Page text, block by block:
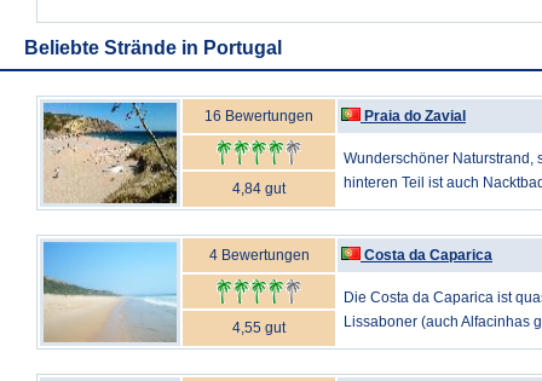
Beliebte Strände in Portugal
16 Bewertungen Praia do Zavial
Wunderschöner Naturstrand,
hinteren Teil ist auch
4,84 gut
4 Bewertungen Costa da Caparica
Die Costa da Caparica ist
Lissaboner (auch Alfacinhas
4,55 gut